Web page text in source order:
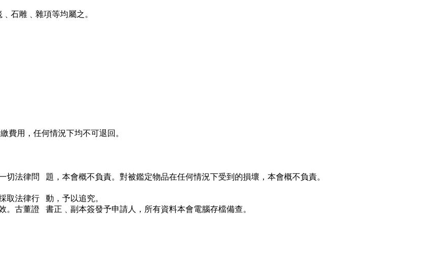
石雕﹑雜項等均屬之。
費用，任何情況下均不可退回。
法律問 題，本會概不負責。對被鑑定物品在任何情況下受到的損壞，本會概不負責。
取法律行 動，予以追究。
古董證 書正﹑副本簽發予申請人，所有資料本會電腦存檔備查。